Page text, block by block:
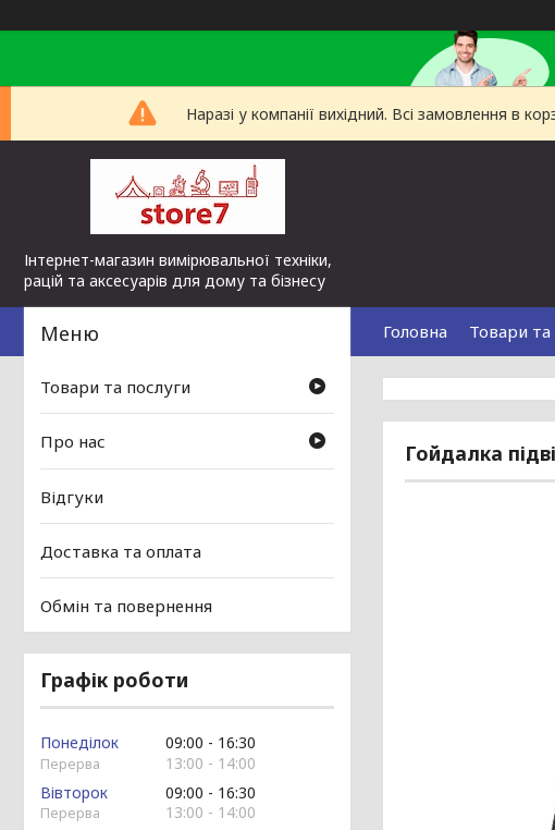
Наразі у компанії вихідний. Всі замовлення в
Інтернет-магазин вимірювальної техніки,
рацій та аксесуарів для дому та бізнесу
Головна Товари та
Гойдалка
Товари та послуги
Про нас
Відгуки
Доставка та оплата
Обмін та повернення
Графік роботи
Понеділок 09:00
16:30
13:00
14:00
Вівторок
09:00
16:30
13:00
14:00